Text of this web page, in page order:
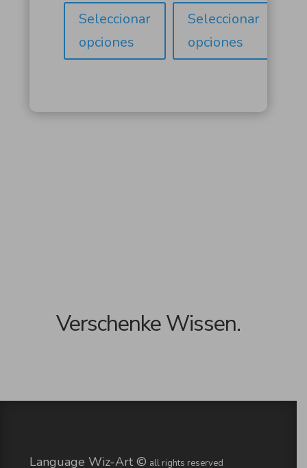
Seleccionar
opciones
Seleccionar
opciones
Verschenke Wissen.
Language Wiz-Art © all rights reserved